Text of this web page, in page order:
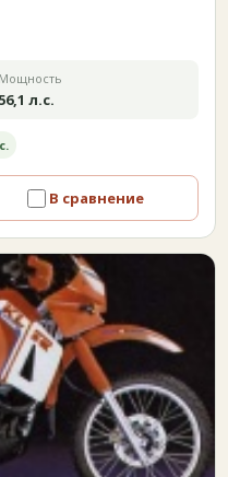
Мощность
56,1 л.с.
В сравнение